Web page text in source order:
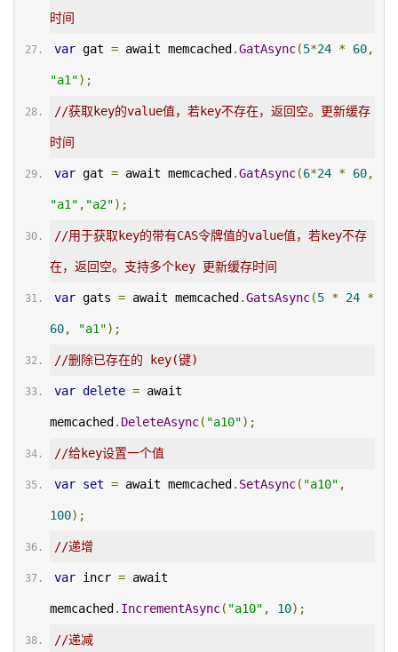
时间
var gat = await memcached .GatAsync(5*24 * 60,
"a1");
//获取key的value值，若key不存在，返回空。更新缓存
时间
var gat = await memcached .GatAsync(6*24 * 60,
"a1" , "a2");
//用于获取key的带有CAS令牌值的value值，若key不存
在，返回空。支持多个key 更新缓存时间
var gats = await memcached .GatsAsync(5 * 24 *
60, "a1");
//删除已存在的 key(键)
var delete = await
memcached . DeleteAsync( "a10");
//给key设置一个值
var set = await memcached . SetAsync( "a10" ,
100);
//递增
var incr = await
memcached . IncrementAsync( "a10" , 10);
//递减